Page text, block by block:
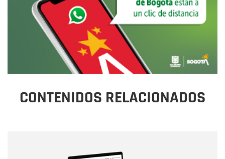
CONTENIDOS RELACIONADOS